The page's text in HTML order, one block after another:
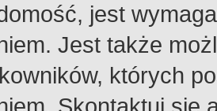
jest
Jest także
których